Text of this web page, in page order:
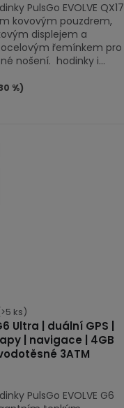
%)
PulsGo EVOLVE QX17
kovovým pouzdrem,
displejem a
řemínkem pro
nošení. hodinky i...
Ultra | duální GPS |
| navigace | 4GB
3ATM
ks)
PulsGo EVOLVE G6